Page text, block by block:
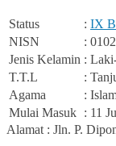
Status : IX B
NISN
:
Jenis Kelamin :
T.T.L
:
Agama
:
Mulai Masuk : 11
Alamat : Jln. P.